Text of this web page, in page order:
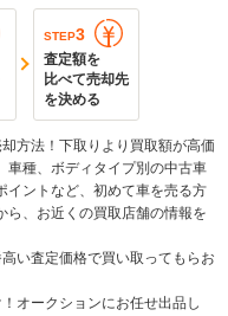
STEP3
査定額を
比べて売却先
を決める
方法！下取りより買取額が高価
車種、ボディタイプ別の中古車
イントなど、初めて車を売る方
ら、お近くの買取店舗の情報を
い査定価格で買い取ってもらお
オークションにお任せ出品し